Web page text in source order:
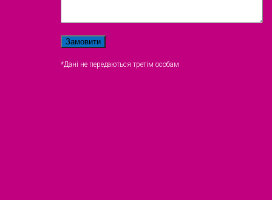
*Дані не передаються третім особам